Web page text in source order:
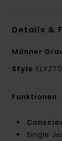
Details &
Männer
Style
Funktionen
Single